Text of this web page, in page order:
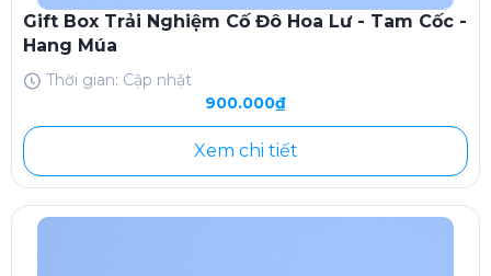
Gift Box Trải Nghiệm Cố Đô Hoa Lư - Tam Cốc -
Hang Múa
Thời gian: Cập nhật
900.000₫
Xem chi tiết